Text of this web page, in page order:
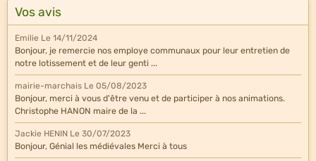
Vos avis
Emilie Le 14/11/2024
Bonjour, je remercie nos employe communaux pour leur entretien de
notre lotissement et de leur genti ...
mairie-marchais Le 05/08/2023
Bonjour, merci à vous d'être venu et de participer à nos animations.
Christophe HANON maire de la ...
Jackie HENIN Le 30/07/2023
Bonjour, Génial les médiévales Merci à tous